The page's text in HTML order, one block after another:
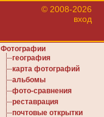
© 2008-2026
вход
Фотографии
география
карта фотографий
альбомы
фото-сравнения
реставрация
почтовые открытки